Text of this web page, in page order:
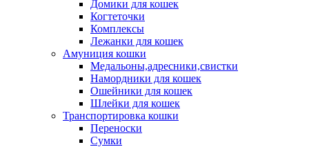
Домики для кошек
Когтеточки
Комплексы
Лежанки для кошек
Амуниция кошки
Медальоны,адресники,свистки
Намордники для кошек
Ошейники для кошек
Шлейки для кошек
Транспортировка кошки
Переноски
Сумки